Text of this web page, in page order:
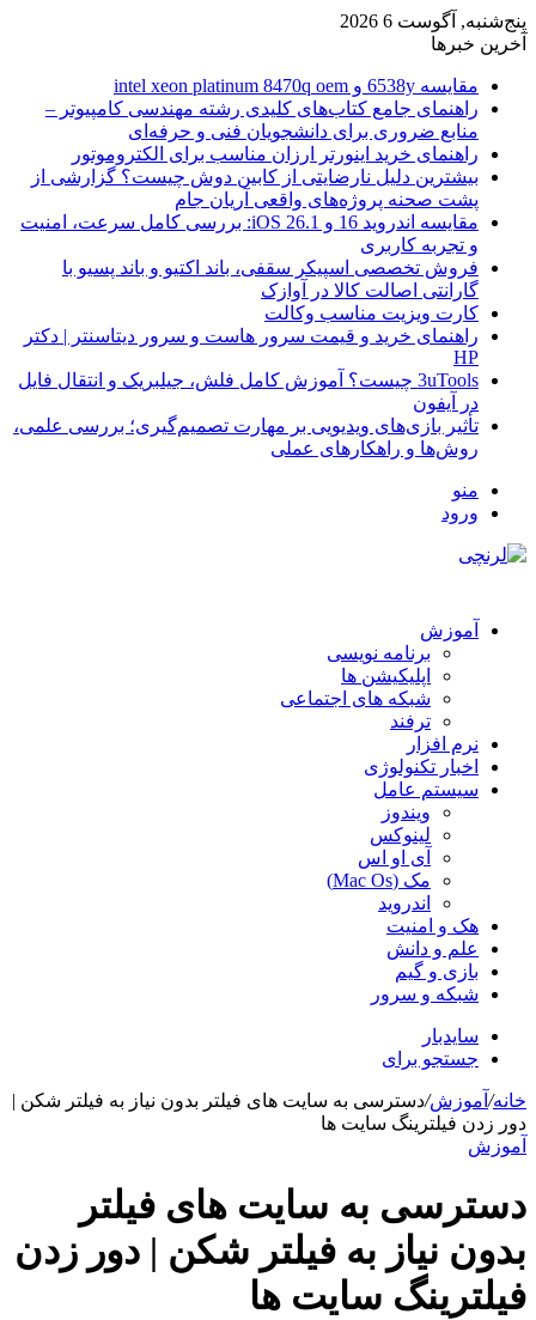
پنج‌شنبه, آگوست 6 2026
آخرین خبرها
مقایسه 6538y و intel xeon platinum 8470q oem
راهنمای جامع کتاب‌های کلیدی رشته مهندسی کامپیوتر –
منابع ضروری برای دانشجویان فنی و حرفه‌ای
راهنمای خرید اینورتر ارزان مناسب برای الکتروموتور
بیشترین دلیل نارضایتی از کابین دوش چیست؟ گزارشی از
پشت صحنه پروژه‌های واقعی آریان جام
مقایسه اندروید 16 و iOS 26.1: بررسی کامل سرعت، امنیت
و تجربه کاربری
فروش تخصصی اسپیکر سقفی، باند اکتیو و باند پسیو با
گارانتی اصالت کالا در آوازک
کارت ویزیت مناسب وکالت
راهنمای خرید و قیمت سرور هاست و سرور دیتاسنتر | دکتر
HP
3uTools چیست؟ آموزش کامل فلش، جیلبریک و انتقال فایل
در آیفون
تأثیر بازی‌های ویدیویی بر مهارت تصمیم‌گیری؛ بررسی علمی،
روش‌ها و راهکارهای عملی
منو
ورود
آموزش
برنامه نویسی
اپلیکیشن ها
شبکه های اجتماعی
ترفند
نرم افزار
اخبار تکنولوژی
سیستم عامل
ویندوز
لینوکس
آی او اس
مک (Mac Os)
اندروید
هک و امنیت
علم و دانش
بازی و گیم
شبکه و سرور
سایدبار
جستجو برای
خانه/ آموزش/دسترسی به سایت های فیلتر بدون نیاز به فیلتر شکن |
دور زدن فیلترینگ سایت ها
آموزش
دسترسی به سایت های فیلتر
بدون نیاز به فیلتر شکن | دور زدن
فیلترینگ سایت ها